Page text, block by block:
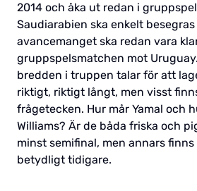
2014 och åka ut redan i
Saudiarabien ska enkelt
avancemanget ska redan vara
gruppspelsmatchen mot
bredden i truppen talar för att
riktigt, riktigt långt, men visst
frågetecken. Hur mår Yamal och
Williams? Är de båda friska och
minst semifinal, men annars
betydligt tidigare.